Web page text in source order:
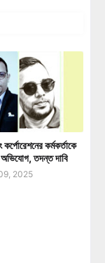
কর্পোরেশনের কর্মকর্তাকে
অভিযোগ, তদন্ত দাবি
2025